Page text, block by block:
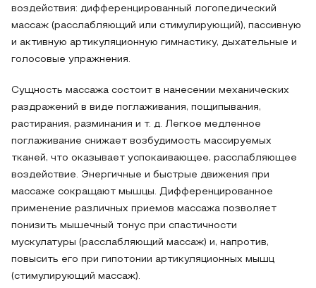
воздействия: дифференцированный логопедический
массаж (расслабляющий или стимулирующий), пассивную
и активную артикуляционную гимнастику, дыхательные и
голосовые упражнения.
Сущность массажа состоит в нанесении механических
раздражений в виде поглаживания, пощипывания,
растирания, разминания и т. д. Легкое медленное
поглаживание снижает возбудимость массируемых
тканей, что оказывает успокаивающее, расслабляющее
воздействие. Энергичные и быстрые движения при
массаже сокращают мышцы. Дифференцированное
применение различных приемов массажа позволяет
понизить мышечный тонус при спастичности
мускулатуры (расслабляющий массаж) и, напротив,
повысить его при гипотонии артикуляционных мышц
(стимулирующий массаж).